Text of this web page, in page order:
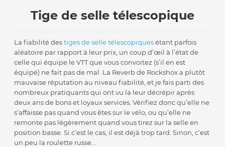
Tige de selle télescopique
La fiabilité destiges de selle télescopiquesétant parfois
aléatoire par rapport à leur prix, un coup d’œil à l’état de
celle qui équipe le VTT que vous convoitez (s’il en est
équipé) ne fait pas de mal. La Reverb de Rockshox a plutôt
mauvaise réputation au niveau fiabilité, et je fais parti des
nombreux pratiquants qui ont vu la leur décrépir après
deux ans de bons et loyaux services. Vérifiez donc qu’elle ne
s’affaisse pas quand vous êtes sur le vélo, ou qu’elle ne
remonte pas légèrement quand vous tirez sur la selle en
position basse. Si c’est le cas, il est déjà trop tard. Sinon, c’est
un peu la roulette russe…